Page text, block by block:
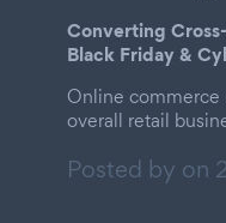
Converting
Black Friday &
Online commerce
overall retail
Posted by on